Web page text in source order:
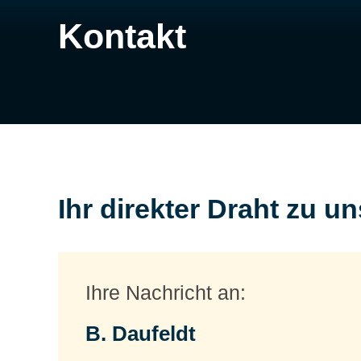
Kontakt
Ihr direkter Draht zu
Ihre Nachricht an:
B. Daufeldt